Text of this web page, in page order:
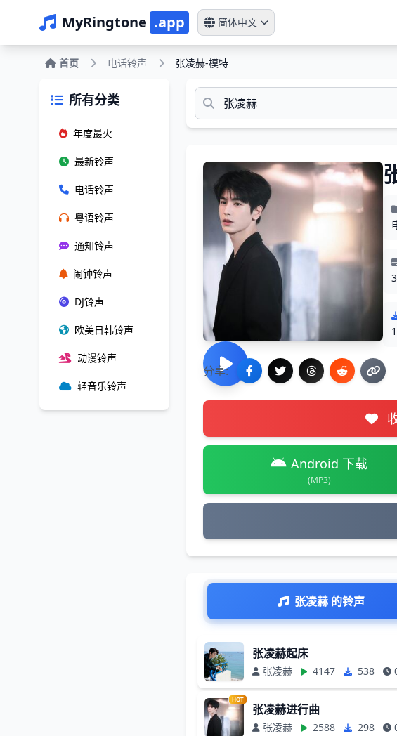
MyRingtone .app 简体中文
首页 电话铃声 张凌赫-模特
所有分类
年度最火
最新铃声
电话铃声
粤语铃声
通知铃声
闹钟铃声
DJ铃声
欧美日韩铃声
动漫铃声
轻音乐铃声
分享:
Android 下载
(MP3)
张凌赫 的铃声
张凌赫起床
张凌赫 4147 538
HOT
张凌赫进行曲
张凌赫 2588 298